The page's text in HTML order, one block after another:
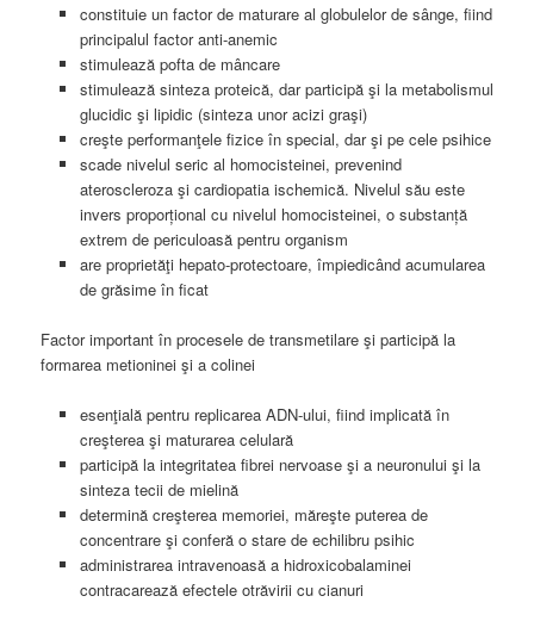
constituie un factor de maturare al globulelor de sânge, fiind
principalul factor anti-anemic
stimulează pofta de mâncare
stimulează sinteza proteică, dar participă şi la metabolismul
glucidic şi lipidic (sinteza unor acizi graşi)
creşte performanţele fizice în special, dar şi pe cele psihice
scade nivelul seric al homocisteinei, prevenind
ateroscleroza şi cardiopatia ischemică. Nivelul său este
invers proporțional cu nivelul homocisteinei, o substanță
extrem de periculoasă pentru organism
are proprietăţi hepato-protectoare, împiedicând acumularea
de grăsime în ficat
Factor important în procesele de transmetilare şi participă la
formarea metioninei şi a colinei
esenţială pentru replicarea ADN-ului, fiind implicată în
creşterea şi maturarea celulară
participă la integritatea fibrei nervoase şi a neuronului şi la
sinteza tecii de mielină
determină creşterea memoriei, măreşte puterea de
concentrare şi conferă o stare de echilibru psihic
administrarea intravenoasă a hidroxicobalaminei
contracarează efectele otrăvirii cu cianuri